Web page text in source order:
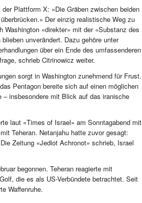
Plattform X: «Die Gräben zwischen beiden
Der einzig realistische Weg zu
«direkter» mit der «Substanz des
unverändert. Dazu gehöre unter
über ein Ende des umfassenderen
schrieb Citrinowicz weiter.
sorgt in Washington zunehmend für Frust.
Pentagon bereite sich auf einen möglichen
– insbesondere mit Blick auf das iranische
laut «Times of Israel» am Sonntagabend mit
Teheran. Netanjahu hatte zuvor gesagt:
Zeitung «Jediot Achronot» schrieb, Israel
begonnen. Teheran reagierte mit
die es als US-Verbündete betrachtet. Seit
Waffenruhe.